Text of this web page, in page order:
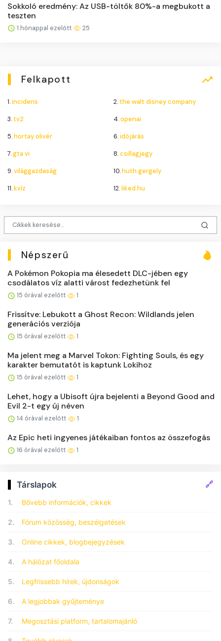
Sokkoló eredmény: Az USB-töltők 80%-a megbukott a
teszten
1 hónappal ezelőtt 25
Felkapott
1.incidens 2. the walt disney company
3. tv2 4.openai
5.hortay olivér 6.időjárás
7.gta vi 8.csillagjegy
9.világgazdaság 10.huth gergely
11.kvíz 12.liked.hu
Népszerű
A Pokémon Pokopia ma élesedett DLC-jében egy
csodálatos víz alatti várost fedezhetünk fel
15 órával ezelőtt 1
Frissítve: Lebukott a Ghost Recon: Wildlands jelen
generációs verziója
15 órával ezelőtt 1
Ma jelent meg a Marvel Tokon: Fighting Souls, és egy
karakter bemutatót is kaptunk Lokihoz
15 órával ezelőtt 1
Lehet, hogy a Ubisoft újra bejelenti a Beyond Good and
Evil 2-t egy új néven
14 órával ezelőtt 1
Az Epic heti ingyenes játékaiban fontos az összefogás
16 órával ezelőtt 1
Társlapok 🔗
1. Bővebb információk, cikkek
2. Fórum közösség, beszélgetések
3. Online cikkek, blogbejegyzések
4. A hálózat főoldala
5. Legfrissebb hírek, újdonságok
6. A legjobbak gyűjteménye
7. Megosztási platform, tartalomajánló